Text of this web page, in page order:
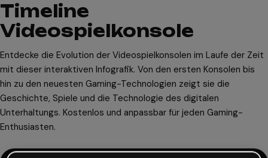
Timeline
Videospielkonsole
Entdecke die Evolution der Videospielkonsolen im Laufe der Zeit
mit dieser interaktiven Infografik. Von den ersten Konsolen bis
hin zu den neuesten Gaming-Technologien zeigt sie die
Geschichte, Spiele und die Technologie des digitalen
Unterhaltungs. Kostenlos und anpassbar für jeden Gaming-
Enthusiasten.